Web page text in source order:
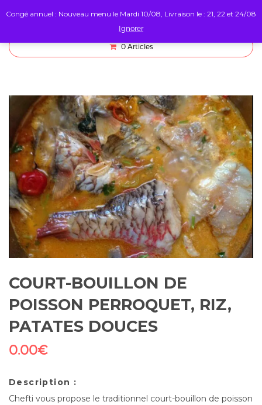
0 Articles
COURT-BOUILLON DE
POISSON PERROQUET, RIZ,
PATATES DOUCES
0.00€
Description :
Chefti vous propose le traditionnel court-bouillon de poisson
Congé annuel : Nouveau menu le Mardi 10/08, Livraison le : 21, 22 et 24/08
Ignorer